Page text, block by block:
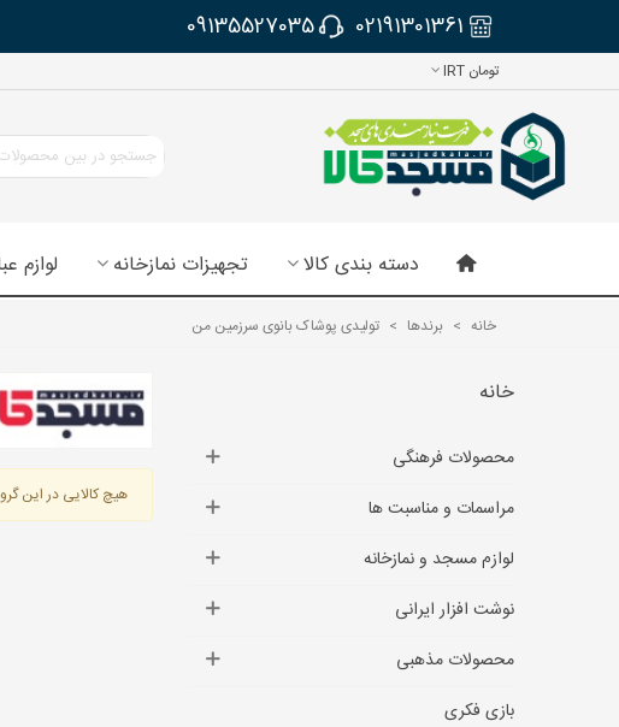
02191301361
09135527035
تومان IRT
دسته بندی کالا تجهیزات نمازخانه لوازم
خانه > برندها > تولیدی پوشاک بانوی سرزمین من
خانه
محصولات فرهنگی
مراسمات و مناسبت ها
لوازم مسجد و نمازخانه
نوشت افزار ایرانی
محصولات مذهبی
بازی فکری
هیچ کالایی در این